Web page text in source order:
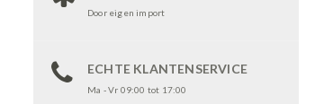
Door eigen import
ECHTE KLANTENSERVICE
Ma - Vr 09:00 tot 17:00